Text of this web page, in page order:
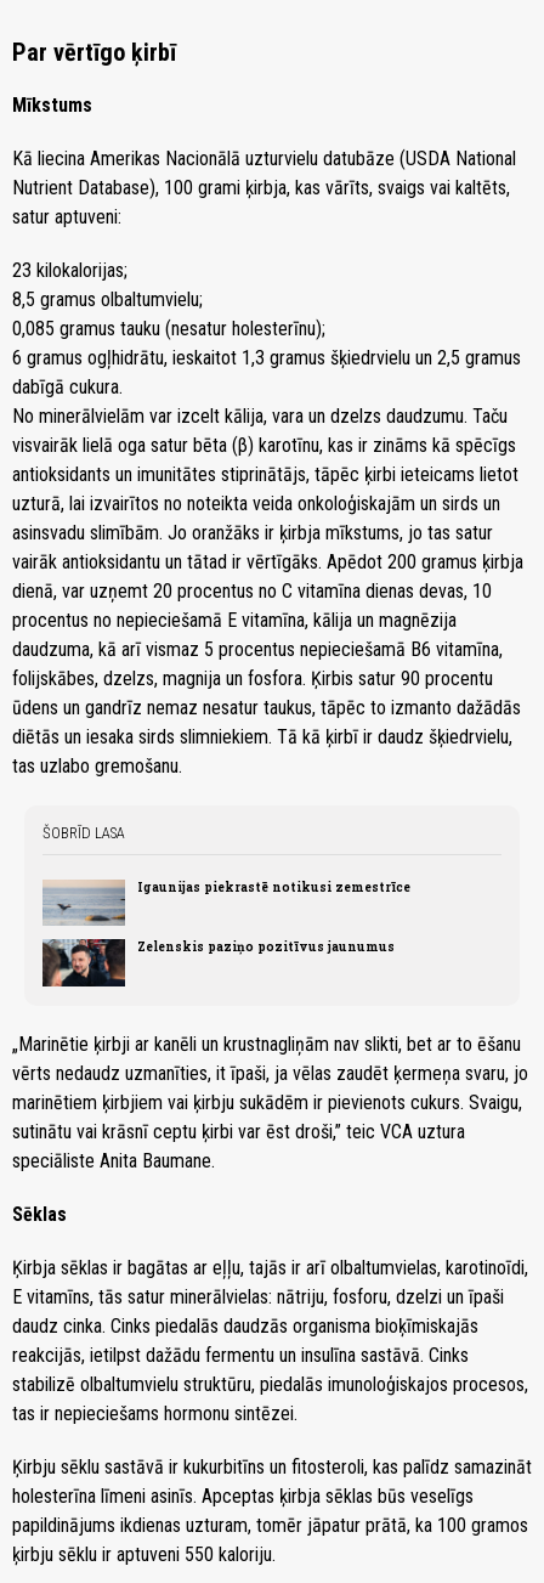
Par vērtīgo ķirbī
Mīkstums
Kā liecina Amerikas Nacionālā uzturvielu datubāze (USDA National
Nutrient Database), 100 grami ķirbja, kas vārīts, svaigs vai kaltēts,
satur aptuveni:
23 kilokalorijas;
8,5 gramus olbaltumvielu;
0,085 gramus tauku (nesatur holesterīnu);
6 gramus ogļhidrātu, ieskaitot 1,3 gramus šķiedrvielu un 2,5 gramus
dabīgā cukura.
No minerālvielām var izcelt kālija, vara un dzelzs daudzumu. Taču
visvairāk lielā oga satur bēta (β) karotīnu, kas ir zināms kā spēcīgs
antioksidants un imunitātes stiprinātājs, tāpēc ķirbi ieteicams lietot
uzturā, lai izvairītos no noteikta veida onkoloģiskajām un sirds un
asinsvadu slimībām. Jo oranžāks ir ķirbja mīkstums, jo tas satur
vairāk antioksidantu un tātad ir vērtīgāks. Apēdot 200 gramus ķirbja
dienā, var uzņemt 20 procentus no C vitamīna dienas devas, 10
procentus no nepieciešamā E vitamīna, kālija un magnēzija
daudzuma, kā arī vismaz 5 procentus nepieciešamā B6 vitamīna,
folijskābes, dzelzs, magnija un fosfora. Ķirbis satur 90 procentu
ūdens un gandrīz nemaz nesatur taukus, tāpēc to izmanto dažādās
diētās un iesaka sirds slimniekiem. Tā kā ķirbī ir daudz šķiedrvielu,
tas uzlabo gremošanu.
ŠOBRĪD LASA
Igaunijas piekrastē notikusi zemestrīce
Zelenskis paziņo pozitīvus jaunumus
„Marinētie ķirbji ar kanēli un krustnagliņām nav slikti, bet ar to ēšanu
vērts nedaudz uzmanīties, it īpaši, ja vēlas zaudēt ķermeņa svaru, jo
marinētiem ķirbjiem vai ķirbju sukādēm ir pievienots cukurs. Svaigu,
sutinātu vai krāsnī ceptu ķirbi var ēst droši,” teic VCA uztura
speciāliste Anita Baumane.
Sēklas
Ķirbja sēklas ir bagātas ar eļļu, tajās ir arī olbaltumvielas, karotinoīdi,
E vitamīns, tās satur minerālvielas: nātriju, fosforu, dzelzi un īpaši
daudz cinka. Cinks piedalās daudzās organisma bioķīmiskajās
reakcijās, ietilpst dažādu fermentu un insulīna sastāvā. Cinks
stabilizē olbaltumvielu struktūru, piedalās imunoloģiskajos procesos,
tas ir nepieciešams hormonu sintēzei.
Ķirbju sēklu sastāvā ir kukurbitīns un fitosteroli, kas palīdz samazināt
holesterīna līmeni asinīs. Apceptas ķirbja sēklas būs veselīgs
papildinājums ikdienas uzturam, tomēr jāpatur prātā, ka 100 gramos
ķirbju sēklu ir aptuveni 550 kaloriju.